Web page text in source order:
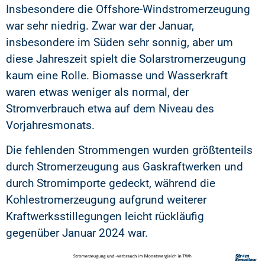
Insbesondere die Offshore-Windstromerzeugung
war sehr niedrig. Zwar war der Januar,
insbesondere im Süden sehr sonnig, aber um
diese Jahreszeit spielt die Solarstromerzeugung
kaum eine Rolle. Biomasse und Wasserkraft
waren etwas weniger als normal, der
Stromverbrauch etwa auf dem Niveau des
Vorjahresmonats.
Die fehlenden Strommengen wurden größtenteils
durch Stromerzeugung aus Gaskraftwerken und
durch Stromimporte gedeckt, während die
Kohlestromerzeugung aufgrund weiterer
Kraftwerksstillegungen leicht rückläufig
gegenüber Januar 2024 war.